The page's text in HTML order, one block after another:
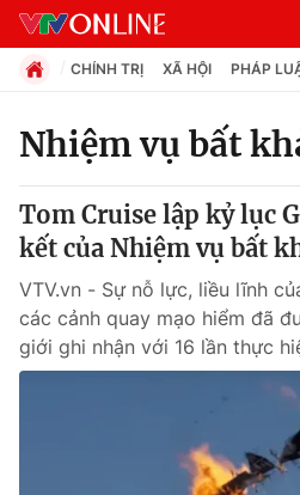
Chuyên mục
Chính trị
Xã hội
Pháp luật
CHÍNH TRỊ XÃ HỘI PHÁP
Nhiệm vụ bất
Tom Cruise lập kỷ lục
kết của Nhiệm vụ bất
VTV.vn - Sự nỗ lực, liều lĩnh
các cảnh quay mạo hiểm đã
giới ghi nhận với 16 lần thực